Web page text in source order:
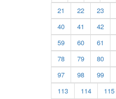
21
22 23
40
41 42
59
60 61
78
79 80
97
98 99
113
114 115